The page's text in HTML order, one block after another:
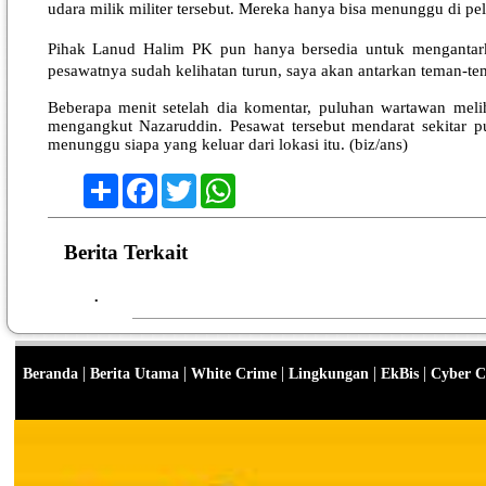
udara milik militer tersebut. Mereka hanya bisa menunggu di
Pihak Lanud Halim PK pun hanya bersedia untuk
pesawatnya sudah kelihatan turun, saya akan antarkan
Beberapa menit setelah dia komentar, puluhan wartawan
mengangkut Nazaruddin. Pesawat tersebut mendarat
menunggu siapa yang keluar dari lokasi itu. (biz/ans)
Share Facebook
Twitter
Berita Terkait
•
Beranda| Berita Utama| White Crime| Lingkungan | EkBis| Cyber